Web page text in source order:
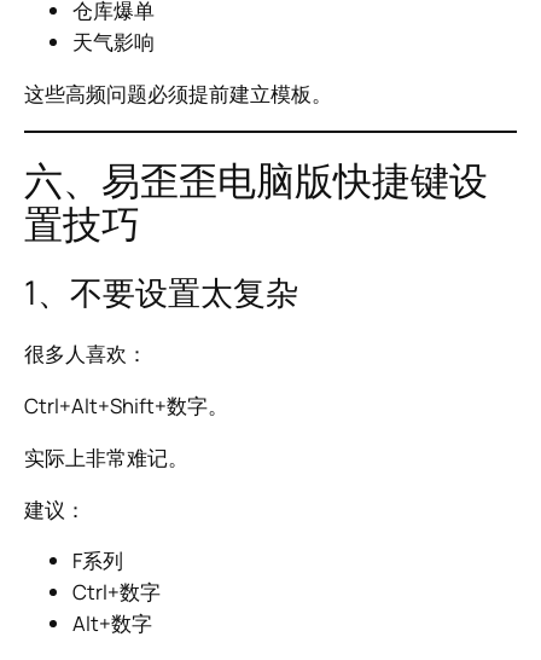
仓库爆单
天气影响
这些高频问题必须提前建立模板。
六、易歪歪电脑版快捷键设
置技巧
1、不要设置太复杂
很多人喜欢：
Ctrl+Alt+Shift+数字。
实际上非常难记。
建议：
F系列
Ctrl+数字
Alt+数字